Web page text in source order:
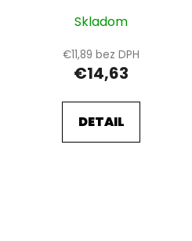
Skladom
€11,89 bez DPH
€14,63
DETAIL